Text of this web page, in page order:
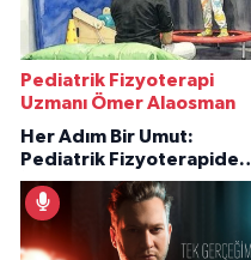
Pediatrik Fizyoterapi
Uzmanı Ömer Alaosman
Her Adım Bir Umut:
Pediatrik Fizyoterapiden
İlham Veren Hikâyeler